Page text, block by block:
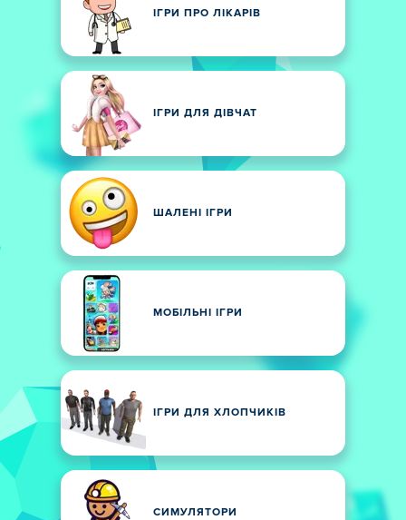
ІГРИ ПРО ЛІКАРІВ
ІГРИ ДЛЯ ДІВЧАТ
ШАЛЕНІ ІГРИ
МОБІЛЬНІ ІГРИ
ІГРИ ДЛЯ ХЛОПЧИКІВ
СИМУЛЯТОРИ